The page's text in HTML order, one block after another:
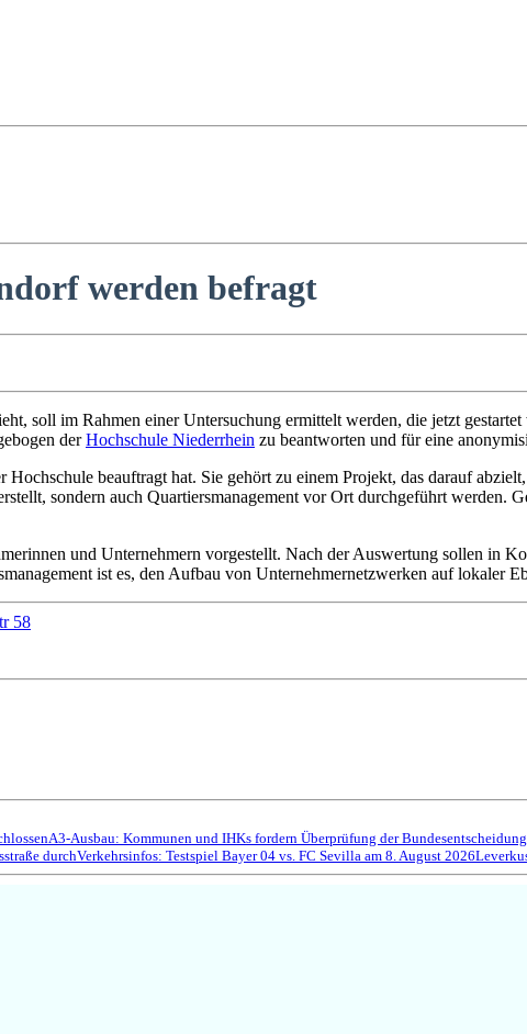
werden befragt
soll im Rahmen einer Untersuchung ermittelt werden, die jetzt
derHochschule Niederrhein zu beantworten und für eine
beauftragt hat. Sie gehört zu einem Projekt, das darauf
sondern auch Quartiersmanagement vor Ort durchgeführt werden.
und Unternehmern vorgestellt. Nach der Auswertung sollen in
ist es, den Aufbau von Unternehmernetzwerken auf lokaler
58
A3-Ausbau: Kommunen und IHKs fordern Überprüfung der
durchVerkehrsinfos: Testspiel Bayer 04 vs. FC Sevilla am 8. August 2026